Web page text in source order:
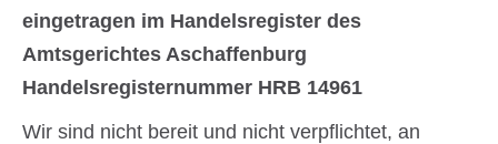
eingetragen im Handelsregister des
Amtsgerichtes Aschaffenburg
Handelsregisternummer HRB 14961
Wir sind nicht bereit und nicht verpflichtet, an